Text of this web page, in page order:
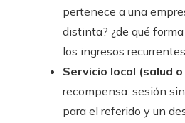
pertenece a una
distinta? ¿de qué
los ingresos
Servicio local (salud
recompensa: sesión
para el referido y un